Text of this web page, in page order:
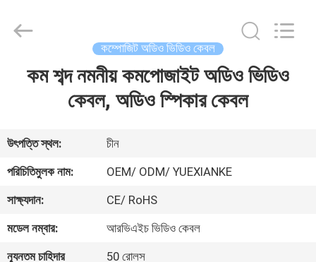
বাড়ি
ভিডিও
আমাদের
সম্পর্কে
Industry
Reserved.
কম্পোজিট অডিও ভিডিও কেবল
কম শব্দ নমনীয় কমপোজাইট অডিও ভিডিও
কেবল, অডিও স্পিকার কেবল
উৎপত্তি স্থল:
চীন
পরিচিতিমুলক নাম:
OEM/ ODM/ YUEXIANKE
সাক্ষ্যদান:
CE/ RoHS
মডেল নম্বার:
আরভিএইচ ভিডিও কেবল
ন্যূনতম চাহিদার
50 রোলস